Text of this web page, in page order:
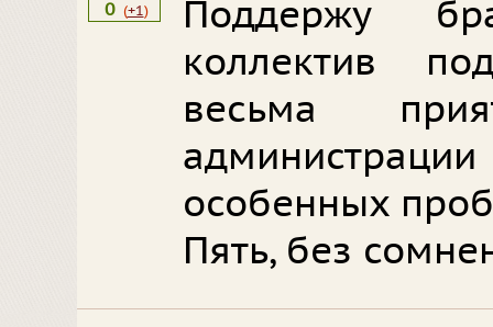
0 (+1)
Поддержу
коллектив
весьма
особенных
Пять, без